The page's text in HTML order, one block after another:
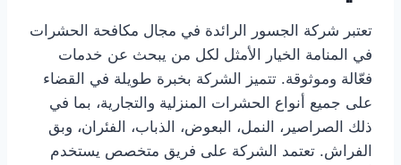
تعتبر شركة الجسور الرائدة في مجال مكافحة الحشرات
في المنامة الخيار الأمثل لكل من يبحث عن خدمات
فعّالة وموثوقة. تتميز الشركة بخبرة طويلة في القضاء
على جميع أنواع الحشرات المنزلية والتجارية، بما في
ذلك الصراصير، النمل، البعوض، الذباب، الفئران، وبق
الفراش. تعتمد الشركة على فريق متخصص يستخدم